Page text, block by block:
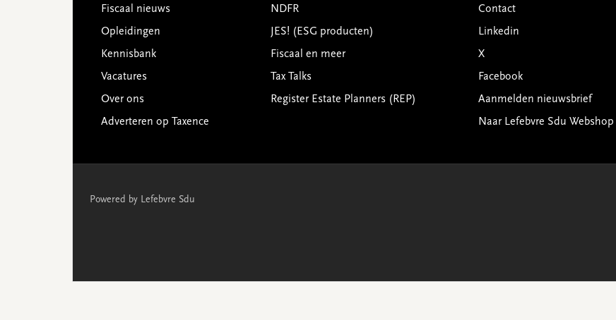
Footer
Fiscaal nieuws
Opleidingen
Kennisbank
Vacatures
Over ons
Adverteren op Taxence
NDFR
JES! (ESG producten)
Fiscaal en meer
Tax Talks
Register Estate Planners (REP)
Contact
Linkedin
X
Facebook
Aanmelden nieuwsbrief
Naar Lefebvre Sdu Webshop
Powered by Lefebvre Sdu